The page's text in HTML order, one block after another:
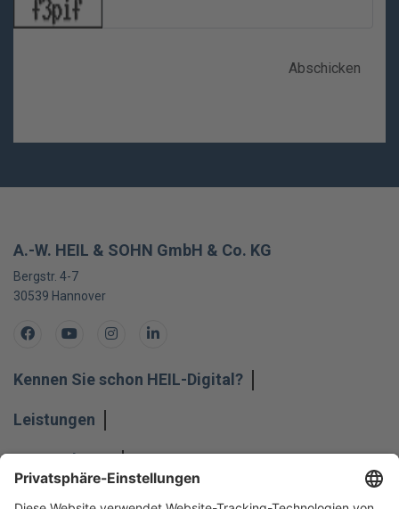
Abschicken
A.-W. HEIL & SOHN GmbH & Co. KG
Bergstr. 4-7
30539 Hannover
FacebookYoutubeInstagramLinkedIn
Kennen Sie schon HEIL-Digital?
Leistungen
Unternehmen